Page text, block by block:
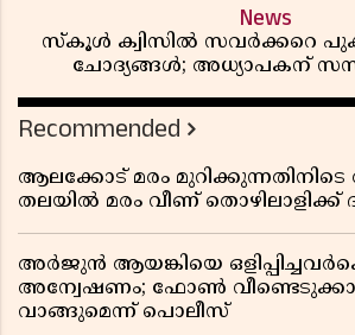
News
സ്കൂൾ ക്വിസിൽ സവർക്കറെ
ചോദ്യങ്ങൾ; അധ്യാപകന്
Recommended
ആലക്കോട് മരം
തലയിൽ മരം വീണ് തൊഴിലാളിക്ക്
അർജുൻ ആയങ്കിയെ
അന്വേഷണം; ഫോൺ
വാങ്ങുമെന്ന് പൊലീസ്